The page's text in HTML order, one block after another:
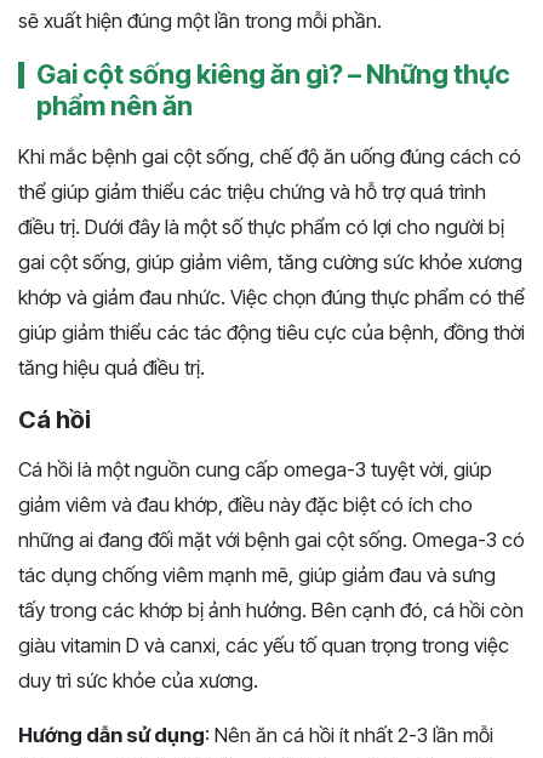
sẽ xuất hiện đúng một lần trong mỗi phần.
Gai cột sống kiêng ăn gì? – Những thực
phẩm nên ăn
Khi mắc bệnh gai cột sống, chế độ ăn uống đúng cách có
thể giúp giảm thiểu các triệu chứng và hỗ trợ quá trình
điều trị. Dưới đây là một số thực phẩm có lợi cho người bị
gai cột sống, giúp giảm viêm, tăng cường sức khỏe xương
khớp và giảm đau nhức. Việc chọn đúng thực phẩm có thể
giúp giảm thiểu các tác động tiêu cực của bệnh, đồng thời
tăng hiệu quả điều trị.
Cá hồi
Cá hồi là một nguồn cung cấp omega-3 tuyệt vời, giúp
giảm viêm và đau khớp, điều này đặc biệt có ích cho
những ai đang đối mặt với bệnh gai cột sống. Omega-3 có
tác dụng chống viêm mạnh mẽ, giúp giảm đau và sưng
tấy trong các khớp bị ảnh hưởng. Bên cạnh đó, cá hồi còn
giàu vitamin D và canxi, các yếu tố quan trọng trong việc
duy trì sức khỏe của xương.
Hướng dẫn sử dụng: Nên ăn cá hồi ít nhất 2-3 lần mỗi